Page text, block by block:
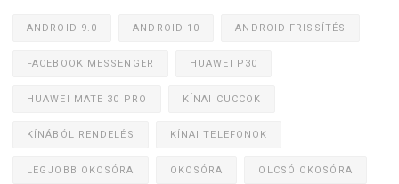
ANDROID 9.0 ANDROID 10 ANDROID FRISSÍTÉS
FACEBOOK MESSENGER HUAWEI P30
HUAWEI MATE 30 PRO KÍNAI CUCCOK
KÍNÁBÓL RENDELÉS KÍNAI TELEFONOK
LEGJOBB OKOSÓRA OKOSÓRA OLCSÓ OKOSÓRA